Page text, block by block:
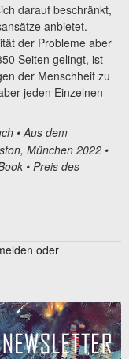
darauf beschränkt,
anbietet.
der Probleme aber
Seiten gelingt, ist
der Menschheit zu
jeden Einzelnen
• Aus dem
München 2022 •
• Preis des
oder